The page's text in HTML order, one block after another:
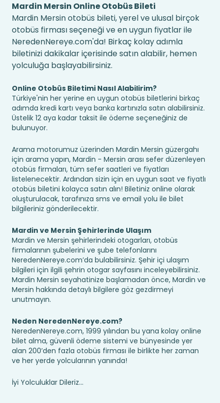
Mardin Mersin Online Otobüs Bileti
Mardin Mersin otobüs bileti, yerel ve ulusal birçok
otobüs firması seçeneği ve en uygun fiyatlar ile
NeredenNereye.com'da! Birkaç kolay adımla
biletinizi dakikalar içerisinde satın alabilir, hemen
yolculuğa başlayabilirsiniz.
Online Otobüs Biletimi Nasıl Alabilirim?
Türkiye'nin her yerine en uygun otobüs biletlerini birkaç
adımda kredi kartı veya banka kartınızla satın alabilirsiniz.
Üstelik 12 aya kadar taksit ile ödeme seçeneğiniz de
bulunuyor.
Arama motorumuz üzerinden Mardin Mersin güzergahı
için arama yapın, Mardin - Mersin arası sefer düzenleyen
otobüs firmaları, tüm sefer saatleri ve fiyatları
listelenecektir. Ardından sizin için en uygun saat ve fiyatlı
otobüs biletini kolayca satın alın! Biletiniz online olarak
oluşturulacak, tarafınıza sms ve email yolu ile bilet
bilgileriniz gönderilecektir.
Mardin ve Mersin Şehirlerinde Ulaşım
Mardin ve Mersin şehirlerindeki otogarları, otobüs
firmalarının şubelerini ve şube telefonlarını
NeredenNereye.com’da bulabilirsiniz. Şehir içi ulaşım
bilgileri için ilgili şehrin otogar sayfasını inceleyebilirsiniz.
Mardin Mersin seyahatinize başlamadan önce, Mardin ve
Mersin hakkında detaylı bilgilere göz gezdirmeyi
unutmayın.
Neden NeredenNereye.com?
NeredenNereye.com, 1999 yılından bu yana kolay online
bilet alma, güvenli ödeme sistemi ve bünyesinde yer
alan 200’den fazla otobüs firması ile birlikte her zaman
ve her yerde yolcularının yanında!
İyi Yolculuklar Dileriz...